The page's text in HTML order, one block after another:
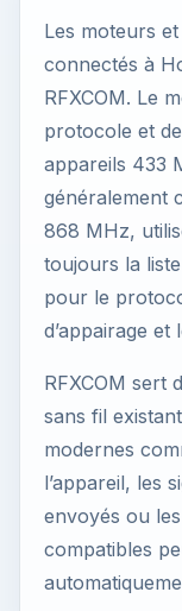
Les moteurs
connectés à
RFXCOM. Le
protocole et
appareils 433
généralement
868 MHz,
toujours la
pour le
d’appairage et
RFXCOM sert
sans fil
modernes
l’appareil, les
envoyés ou
compatibles